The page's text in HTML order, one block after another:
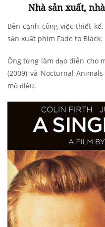
Nhà sản xuất,
Bên cạnh công việc thiết
sản xuất phim Fade to Black.
Ông từng làm đạo diễn cho
(2009) và Nocturnal
mộ điệu.